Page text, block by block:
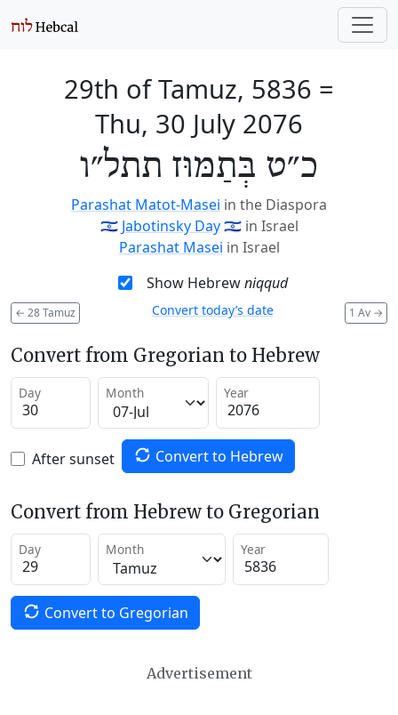
29th of Tamuz, 5836 =
Thu, 30 July 2076
כ״ט בְּתַמּוּז תתל״ו
Parashat Matot-Masei in the Diaspora
🇮🇱 Jabotinsky Day🇮🇱 in Israel
Parashat Masei in Israel
Show Hebrewniqqud
← 28 Tamuz 1 Av →
Convert today’s date
Convert from Gregorian to Hebrew
Day Month Year
After sunset Convert to Hebrew
Convert from Hebrew to Gregorian
Day Month Year
Convert to Gregorian
Advertisement